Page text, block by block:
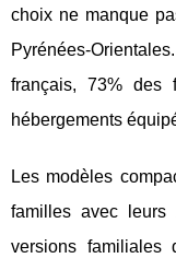
choix ne manque
Pyrénées-
français, 73% des
hébergements
Les modèles
familles avec
versions